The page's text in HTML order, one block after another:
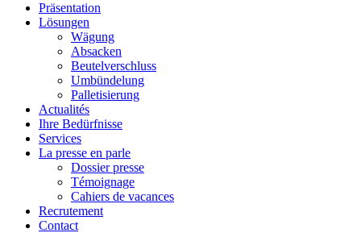
Präsentation
Lösungen
Wägung
Absacken
Beutelverschluss
Umbündelung
Palletisierung
Actualités
Ihre Bedürfnisse
Services
La presse en parle
Dossier presse
Témoignage
Cahiers de vacances
Recrutement
Contact